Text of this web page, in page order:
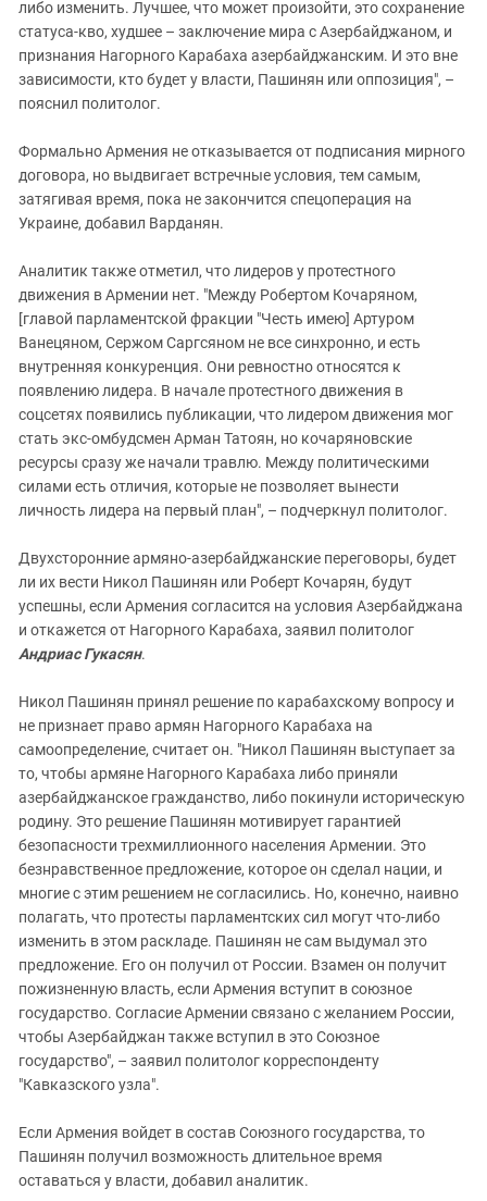
либо изменить. Лучшее, что может произойти, это сохранение
статуса-кво, худшее – заключение мира с Азербайджаном, и
признания Нагорного Карабаха азербайджанским. И это вне
зависимости, кто будет у власти, Пашинян или оппозиция", –
пояснил политолог.
Формально Армения не отказывается от подписания мирного
договора, но выдвигает встречные условия, тем самым,
затягивая время, пока не закончится спецоперация на
Украине, добавил Варданян.
Аналитик также отметил, что лидеров у протестного
движения в Армении нет. "Между Робертом Кочаряном,
[главой парламентской фракции "Честь имею] Артуром
Ванецяном, Сержом Саргсяном не все синхронно, и есть
внутренняя конкуренция. Они ревностно относятся к
появлению лидера. В начале протестного движения в
соцсетях появились публикации, что лидером движения мог
стать экс-омбудсмен Арман Татоян, но кочаряновские
ресурсы сразу же начали травлю. Между политическими
силами есть отличия, которые не позволяет вынести
личность лидера на первый план", – подчеркнул политолог.
Двухсторонние армяно-азербайджанские переговоры, будет
ли их вести Никол Пашинян или Роберт Кочарян, будут
успешны, если Армения согласится на условия Азербайджана
и откажется от Нагорного Карабаха, заявил политолог
Андриас Гукасян.
Никол Пашинян принял решение по карабахскому вопросу и
не признает право армян Нагорного Карабаха на
самоопределение, считает он. "Никол Пашинян выступает за
то, чтобы армяне Нагорного Карабаха либо приняли
азербайджанское гражданство, либо покинули историческую
родину. Это решение Пашинян мотивирует гарантией
безопасности трехмиллионного населения Армении. Это
безнравственное предложение, которое он сделал нации, и
многие с этим решением не согласились. Но, конечно, наивно
полагать, что протесты парламентских сил могут что-либо
изменить в этом раскладе. Пашинян не сам выдумал это
предложение. Его он получил от России. Взамен он получит
пожизненную власть, если Армения вступит в союзное
государство. Согласие Армении связано с желанием России,
чтобы Азербайджан также вступил в это Союзное
государство", – заявил политолог корреспонденту
"Кавказского узла".
Если Армения войдет в состав Союзного государства, то
Пашинян получил возможность длительное время
оставаться у власти, добавил аналитик.